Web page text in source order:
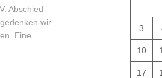
Abschied
wir
Eine
3
10
17